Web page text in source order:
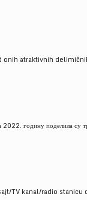
atraktivnih
годину поделила су
TV kanal/radio stanicu